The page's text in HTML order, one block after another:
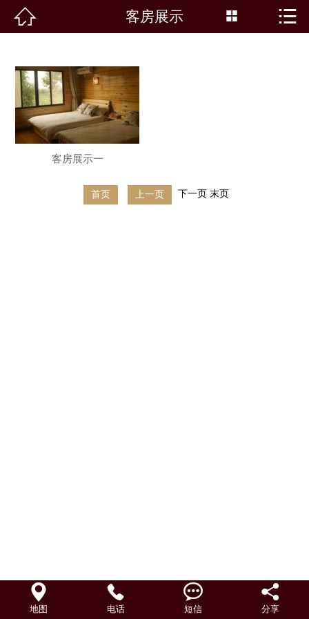
 首页
农家院
 客房展示  
客房展示一
首页 上一页 下一页 末页

地图

电话

短信

分享